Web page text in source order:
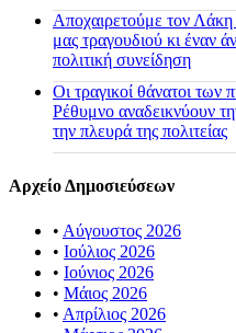
Αποχαιρετούμε τον
μας τραγουδιού κι έναν
πολιτική συνείδηση
Οι τραγικοί θάνατοι των
Ρέθυμνο αναδεικνύουν
την πλευρά της πολιτείας
Αρχείο Δημοσιεύσεων
• Αύγουστος 2026
• Ιούλιος 2026
• Ιούνιος 2026
• Μάιος 2026
• Απρίλιος 2026